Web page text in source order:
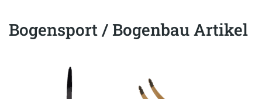
Bogensport / Bogenbau Artikel